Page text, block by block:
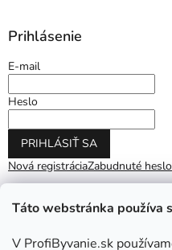
Táto webstránka používa
V ProfiByvanie.sk
Prihlásenie
E-mail
Heslo
PRIHLÁSIŤ SA
Nová registráciaZabudnuté heslo